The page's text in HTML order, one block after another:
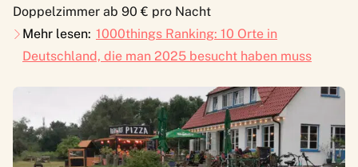
Doppelzimmer ab 90 € pro Nacht
Mehr lesen: 1000things Ranking: 10 Orte in
Deutschland, die man 2025 besucht haben muss